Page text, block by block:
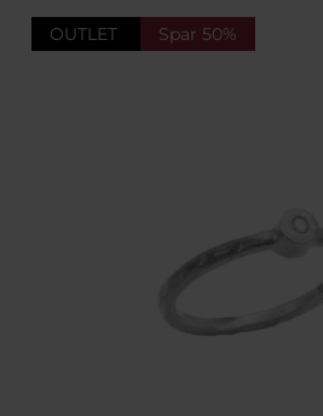
OUTLET Spar 50%